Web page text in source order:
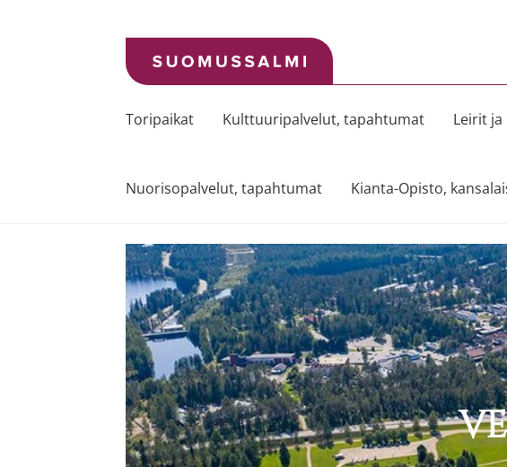
navigointiin
sisältöön
Toripaikat Kulttuuripalvelut, tapahtumat Leirit
Nuorisopalvelut, tapahtumat Kianta-Opisto,